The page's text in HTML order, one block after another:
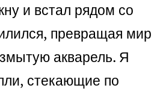
и встал рядом со
превращая мир
акварель. Я
стекающие по